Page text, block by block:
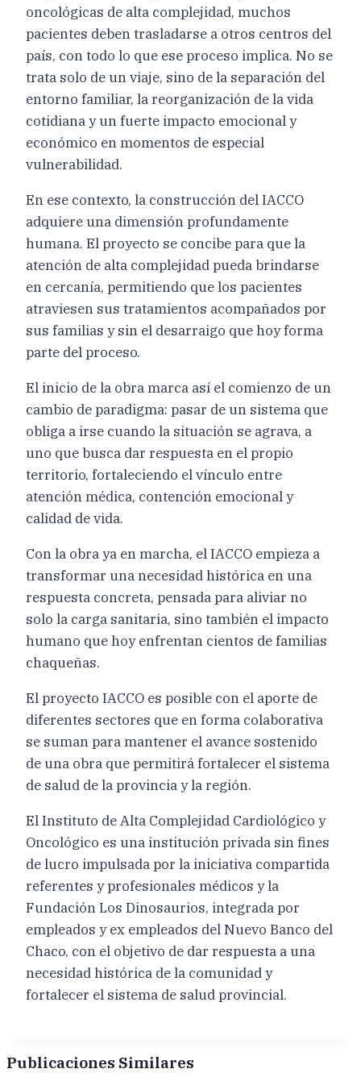
oncológicas de alta complejidad, muchos
pacientes deben trasladarse a otros centros del
país, con todo lo que ese proceso implica. No se
trata solo de un viaje, sino de la separación del
entorno familiar, la reorganización de la vida
cotidiana y un fuerte impacto emocional y
económico en momentos de especial
vulnerabilidad.
En ese contexto, la construcción del IACCO
adquiere una dimensión profundamente
humana. El proyecto se concibe para que la
atención de alta complejidad pueda brindarse
en cercanía, permitiendo que los pacientes
atraviesen sus tratamientos acompañados por
sus familias y sin el desarraigo que hoy forma
parte del proceso.
El inicio de la obra marca así el comienzo de un
cambio de paradigma: pasar de un sistema que
obliga a irse cuando la situación se agrava, a
uno que busca dar respuesta en el propio
territorio, fortaleciendo el vínculo entre
atención médica, contención emocional y
calidad de vida.
Con la obra ya en marcha, el IACCO empieza a
transformar una necesidad histórica en una
respuesta concreta, pensada para aliviar no
solo la carga sanitaria, sino también el impacto
humano que hoy enfrentan cientos de familias
chaqueñas.
El proyecto IACCO es posible con el aporte de
diferentes sectores que en forma colaborativa
se suman para mantener el avance sostenido
de una obra que permitirá fortalecer el sistema
de salud de la provincia y la región.
El Instituto de Alta Complejidad Cardiológico y
Oncológico es una institución privada sin fines
de lucro impulsada por la iniciativa compartida
referentes y profesionales médicos y la
Fundación Los Dinosaurios, integrada por
empleados y ex empleados del Nuevo Banco del
Chaco, con el objetivo de dar respuesta a una
necesidad histórica de la comunidad y
fortalecer el sistema de salud provincial.
Publicaciones Similares